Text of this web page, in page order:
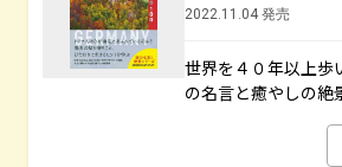
2022.11.04 発売
世界を４０年以上歩
の名言と癒やしの絶